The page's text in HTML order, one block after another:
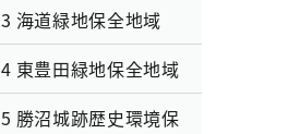
3 海道緑地保全地域
4 東豊田緑地保全地域
5 勝沼城跡歴史環境保